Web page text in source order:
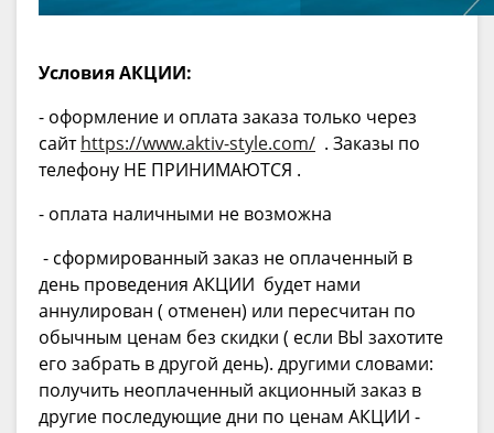
Условия АКЦИИ:
- оформление и оплата заказа только через
сайтhttps://www.aktiv-style.com/ . Заказы по
телефону НЕ ПРИНИМАЮТСЯ .
- оплата наличными не возможна
- сформированный заказ не оплаченный в
день проведения АКЦИИ будет нами
аннулирован ( отменен) или пересчитан по
обычным ценам без скидки ( если ВЫ захотите
его забрать в другой день). другими словами:
получить неоплаченный акционный заказ в
другие последующие дни по ценам АКЦИИ -